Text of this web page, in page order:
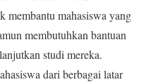
membantu mahasiswa yang
membutuhkan bantuan
studi mereka.
dari berbagai latar